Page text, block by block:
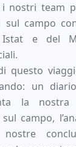
nostri team
sul campo
e del
questo
un
la nostra
sul campo,